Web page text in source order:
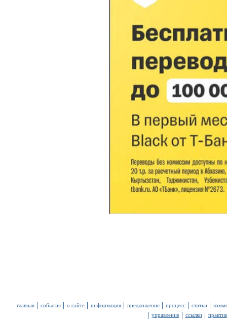
главная события о сайте информация предложение процесс статьи
управление
ссылки